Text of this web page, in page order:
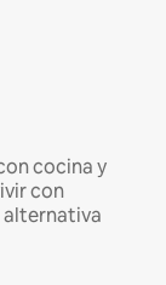
cocina y
con
alternativa